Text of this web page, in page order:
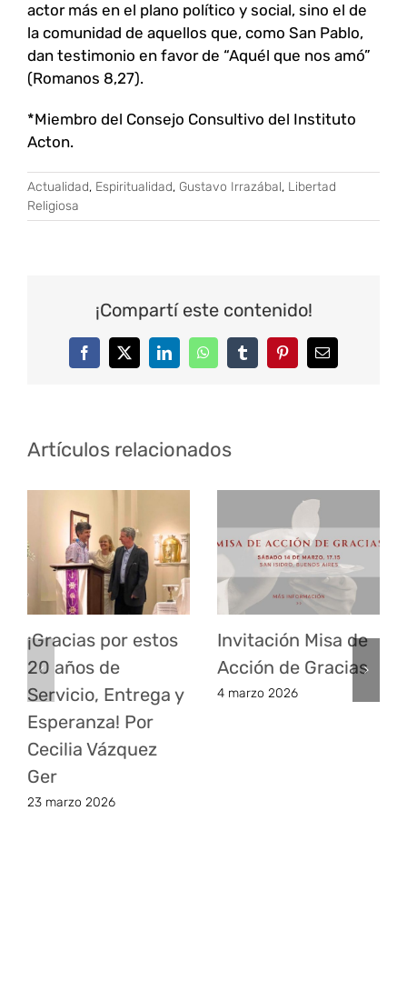
actor más en el plano político y social, sino el de
la comunidad de aquellos que, como San Pablo,
dan testimonio en favor de “Aquél que nos amó”
(Romanos 8,27).
*Miembro del Consejo Consultivo del Instituto
Acton.
Actualidad, Espiritualidad, Gustavo Irrazábal, Libertad
Religiosa
¡Compartí este contenido!
FacebookTwitterLinkedInWhatsAppTumblrPinterestCorreo
electrónico
Artículos relacionados
¡Gracias por estos
20 años de
Servicio, Entrega y
Esperanza! Por
Cecilia Vázquez
Ger
23 marzo 2026
Invitación Misa de
Acción de Gracias
4 marzo 2026